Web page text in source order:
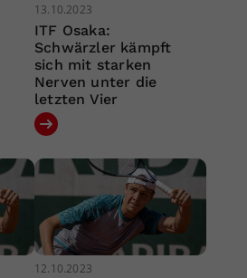
13.10.2023
ITF Osaka:
Schwärzler kämpft
sich mit starken
Nerven unter die
letzten Vier
12.10.2023